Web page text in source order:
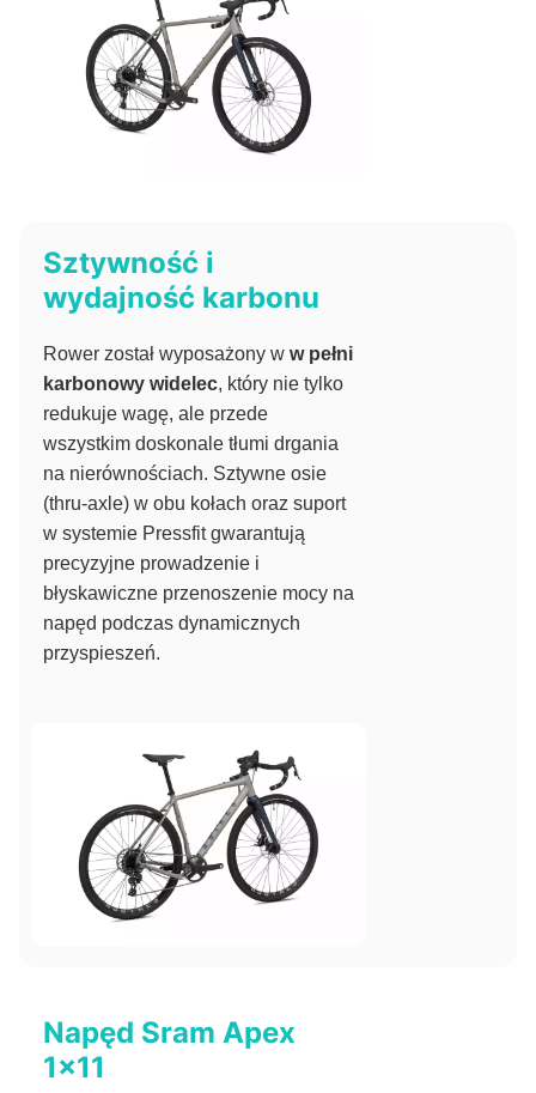
Sztywność i
wydajność karbonu
Rower został wyposażony w w pełni
karbonowy widelec, który nie tylko
redukuje wagę, ale przede
wszystkim doskonale tłumi drgania
na nierównościach. Sztywne osie
(thru-axle) w obu kołach oraz suport
w systemie Pressfit gwarantują
precyzyjne prowadzenie i
błyskawiczne przenoszenie mocy na
napęd podczas dynamicznych
przyspieszeń.
Napęd Sram Apex
1x11